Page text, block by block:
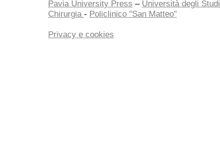
Pavia University Press – Università degli
Chirurgia - Policlinico "San Matteo"
Privacy e cookies